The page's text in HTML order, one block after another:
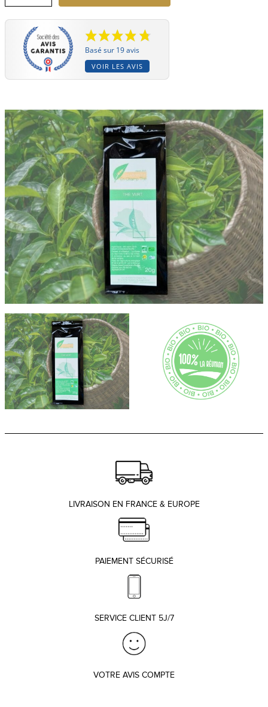
LIVRAISON EN FRANCE & EUROPE
PAIEMENT SÉCURISÉ
SERVICE CLIENT 5J/7
VOTRE AVIS COMPTE
vert
bio
Réunion
Basé sur 19 avis
VOIR LES AVIS